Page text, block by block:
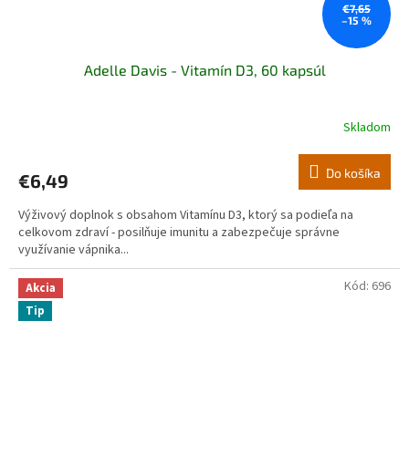
€7,65
–15 %
Adelle Davis - Vitamín D3, 60 kapsúl
Skladom
€6,49 Do košíka
Výživový doplnok s obsahom Vitamínu D3, ktorý sa podieľa na
celkovom zdraví - posilňuje imunitu a zabezpečuje správne
využívanie vápnika...
Akcia
Tip
Kód: 696